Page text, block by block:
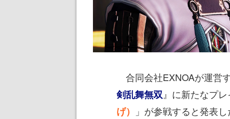
合同会社EXNOAが運営
剣乱舞無双』に新たなプ
げ）
」が参戦すると発表